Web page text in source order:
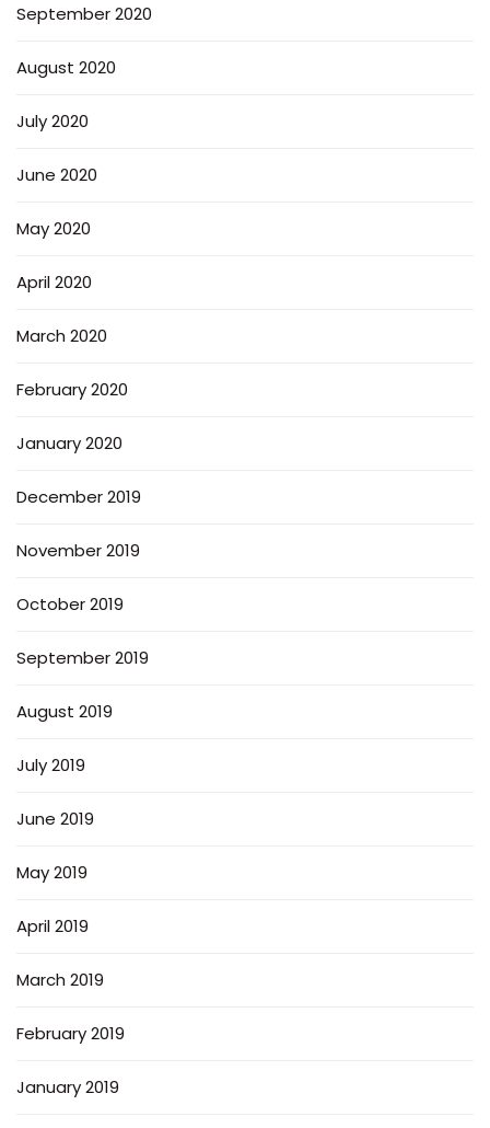
September 2020
August 2020
July 2020
June 2020
May 2020
April 2020
March 2020
February 2020
January 2020
December 2019
November 2019
October 2019
September 2019
August 2019
July 2019
June 2019
May 2019
April 2019
March 2019
February 2019
January 2019